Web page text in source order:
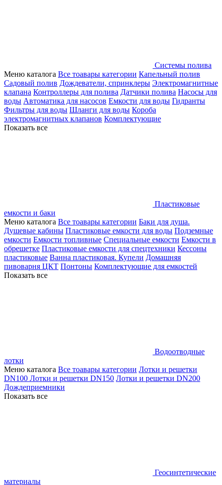
Системы полива
Меню каталога Все тоавары категории Капельный полив
Садовый полив Дождеватели, спринклеры Электромагнитные
клапана Контроллеры для полива Датчики полива Насосы для
воды Автоматика для насосов Емкости для воды Гидранты
Фильтры для воды Шланги для воды Короба
электромагнитных клапанов Комплектующие
Показать все
Пластиковые
емкости и баки
Меню каталога Все тоавары категории Баки для душа.
Душевые кабины Пластиковые емкости для воды Подземные
емкости Емкости топливные Специальные емкости Емкости в
обрешетке Пластиковые емкости для спецтехники Кессоны
пластиковые Ванна пластиковая. Купели Домашняя
пивоварня ЦКТ Понтоны Комплектующие для емкостей
Показать все
Водоотводные
лотки
Меню каталога Все тоавары категории Лотки и решетки
DN100 Лотки и решетки DN150 Лотки и решетки DN200
Дождеприемники
Показать все
Геосинтетические
материалы